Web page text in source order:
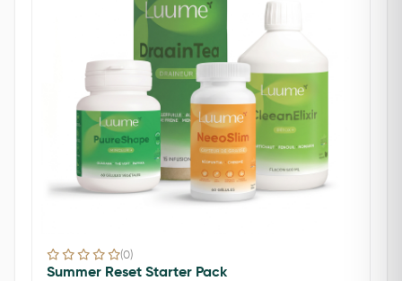
(0)
Summer Reset Starter Pack